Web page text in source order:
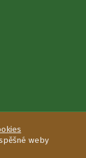
weby